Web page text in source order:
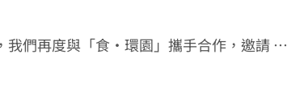
我們再度與「食·環園」攜手合作，邀請 …